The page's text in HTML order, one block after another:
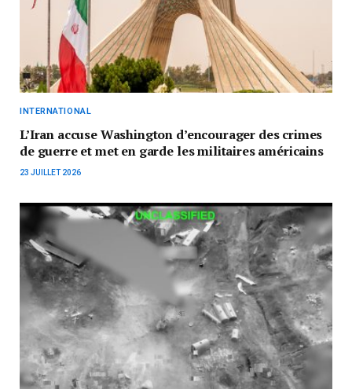
INTERNATIONAL
L’Iran accuse Washington d’encourager des crimes
de guerre et met en garde les militaires américains
23 JUILLET 2026